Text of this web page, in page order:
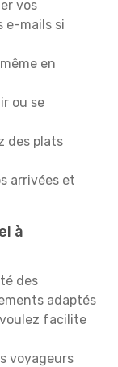
vos
e-mails si
en
ou se
des plats
arrivées et
à
des
adaptés
facilite
voyageurs